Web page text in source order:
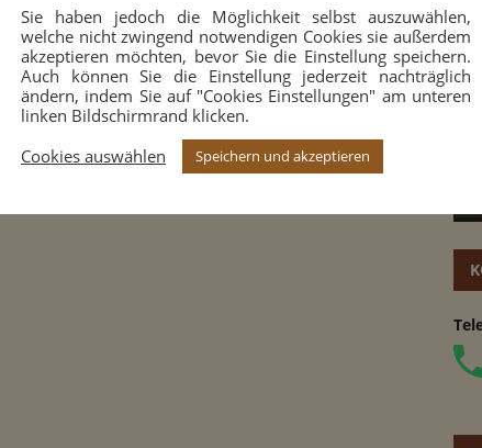
[…] ☛ weiterlesen ..
Sie haben jedoch die Möglichkeit selbst auszuwählen,
welche nicht zwingend notwendigen Cookies sie außerdem
akzeptieren möchten, bevor Sie die Einstellung speichern.
Auch können Sie die Einstellung jederzeit nachträglich
ändern, indem Sie auf "Cookies Einstellungen" am unteren
linken Bildschirmrand klicken.
Cookies auswählen
Speichern und akzeptieren